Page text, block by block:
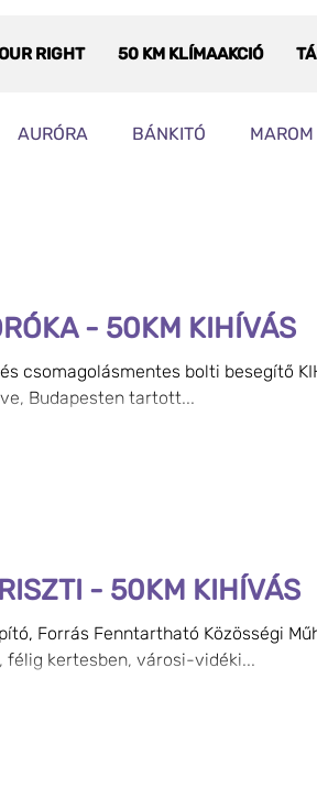
RIGHT 50 KM KLÍMAAKCIÓ
AURÓRA BÁNKITÓ MAROM
- 50KM KIHÍVÁS
csomagolásmentes bolti besegítő
Budapesten tartott...
- 50KM KIHÍVÁS
Forrás Fenntartható Közösségi
félig kertesben, városi-vidéki...